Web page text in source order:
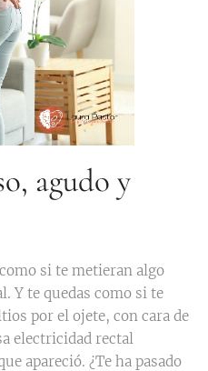
agudo y
si te metieran algo
Y te quedas como si te
por el ojete, con cara de
electricidad rectal
apareció. ¿Te ha pasado